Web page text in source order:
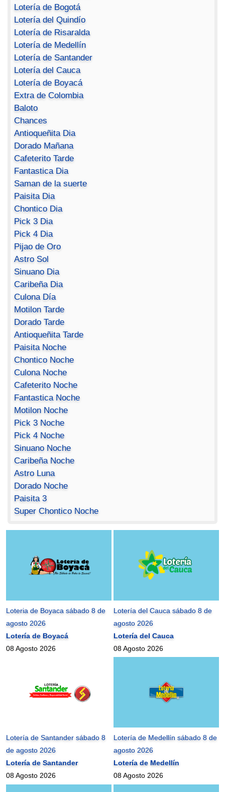
Lotería de Bogotá
Lotería del Quindío
Lotería de Risaralda
Lotería de Medellín
Lotería de Santander
Lotería del Cauca
Lotería de Boyacá
Extra de Colombia
Baloto
Chances
Antioqueñita Dia
Dorado Mañana
Cafeterito Tarde
Fantastica Dia
Saman de la suerte
Paisita Dia
Chontico Dia
Pick 3 Dia
Pick 4 Dia
Pijao de Oro
Astro Sol
Sinuano Dia
Caribeña Dia
Culona Día
Motilon Tarde
Dorado Tarde
Antioqueñita Tarde
Paisita Noche
Chontico Noche
Culona Noche
Cafeterito Noche
Fantastica Noche
Motilon Noche
Pick 3 Noche
Pick 4 Noche
Sinuano Noche
Caribeña Noche
Astro Luna
Dorado Noche
Paisita 3
Super Chontico Noche
Loteria de Boyaca sábado 8 de
agosto 2026
Lotería de Boyacá
08 Agosto 2026
Lotería del Cauca sábado 8 de
agosto 2026
Lotería del Cauca
08 Agosto 2026
Lotería de Santander sábado 8
de agosto 2026
Lotería de Santander
08 Agosto 2026
Lotería de Medellín sábado 8 de
agosto 2026
Lotería de Medellín
08 Agosto 2026